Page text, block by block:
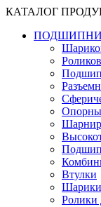
КАТАЛОГ
Втулки
Шарики
Ролики